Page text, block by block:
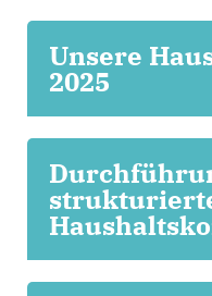
Unsere
2025